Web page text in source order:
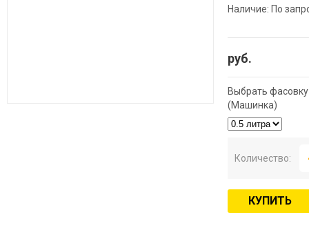
Наличие: По
руб.
Выбрать
(Машинка)
Количество:
КУПИТЬ